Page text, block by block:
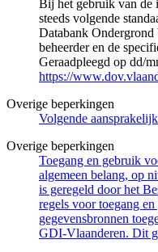
Bij het gebruik van de
steeds volgende
Databank
beheerder en de
Geraadpleegd op dd/
https://
Overige beperkingen
Volgende
Overige beperkingen
Toegang en gebruik
algemeen belang, op
is geregeld door het
regels voor toegang
gegevensbronnen
GDI-Vlaanderen. Dit